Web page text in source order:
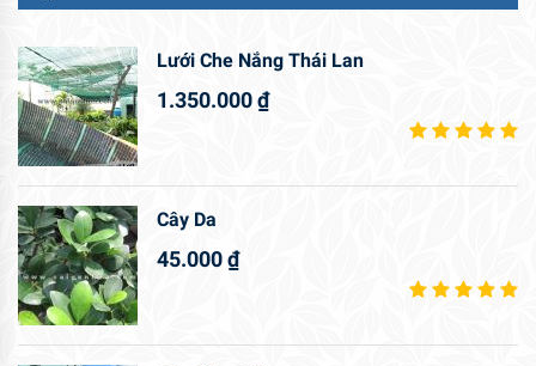
Lưới Che Nắng Thái Lan
1.350.000₫
Cây Da
45.000₫